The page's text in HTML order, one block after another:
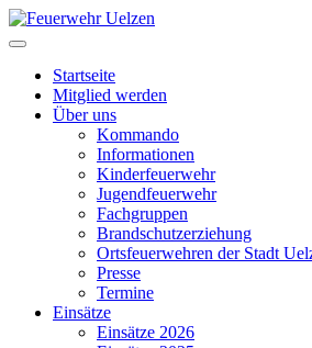
Startseite
Mitglied werden
Über uns
Kommando
Informationen
Kinderfeuerwehr
Jugendfeuerwehr
Fachgruppen
Brandschutzerziehung
Ortsfeuerwehren der Stadt
Presse
Termine
Einsätze
Einsätze 2026